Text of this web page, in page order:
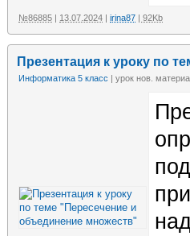
№86885 13.07.2024 irina87 | 92Kb
Презентация к уроку по
Информатика 5 класс | урок нов.